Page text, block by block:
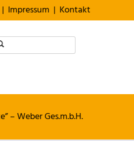
| Impressum | Kontakt
– Weber Ges.m.b.H.